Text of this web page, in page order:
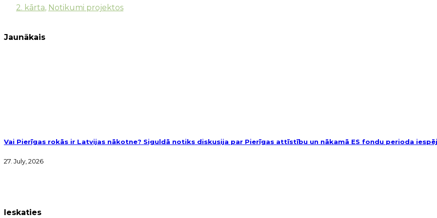
2. kārta, Notikumi projektos
Jaunākais
Vai Pierīgas rokās ir Latvijas nākotne? Siguldā notiks diskusija par Pierīgas attīstību un nākamā ES fondu perioda
27. July, 2026
Ieskaties